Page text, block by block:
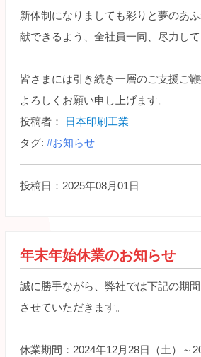
新体制になりましても彩りと夢のあ
献できるよう、全社員一同、尽力して
皆さまには引き続き一層のご支援ご鞭
よろしくお願い申し上げます。
投稿者：
日本印刷工業
タグ: #お知らせ
投稿日：2025年08月01日
年末年始休業のお知らせ
誠に勝手ながら、弊社では下記の期
させていただきます。
休業期間：2024年12月28日（土）～